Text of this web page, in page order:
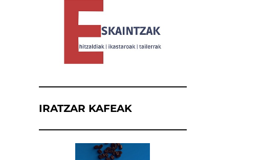
IRATZAR KAFEAK